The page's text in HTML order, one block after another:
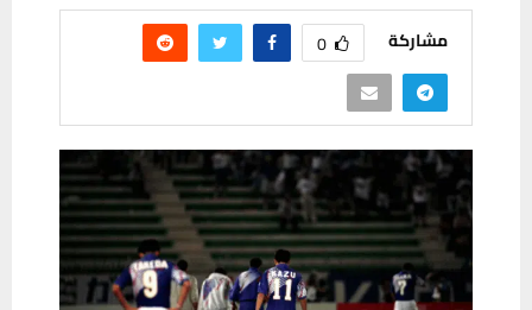
مشاركة 0